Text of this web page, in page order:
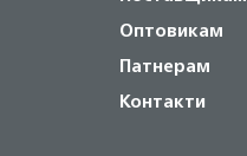
Оптовикам
Патнерам
Контакти